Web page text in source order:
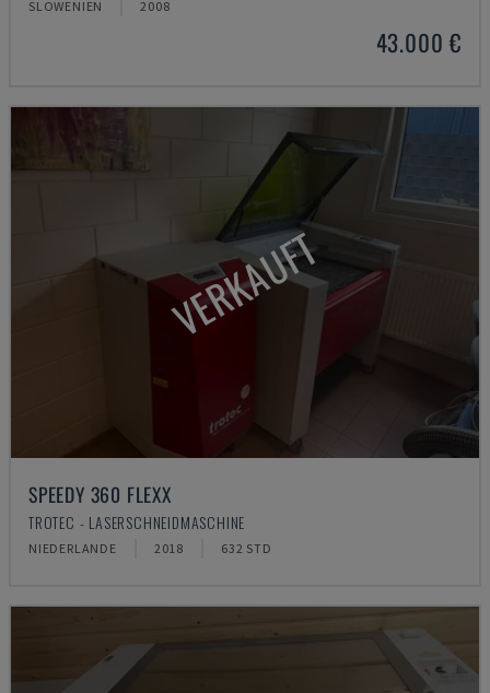
SLOWENIEN 2008
43.000 €
VERKAUFT
SPEEDY 360 FLEXX
TROTEC - LASERSCHNEIDMASCHINE
NIEDERLANDE 2018 632 STD